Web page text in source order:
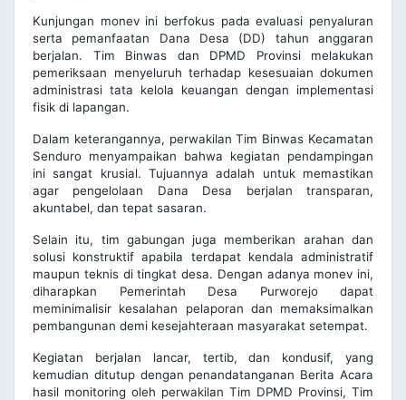
Kunjungan monev ini berfokus pada evaluasi penyaluran
serta pemanfaatan Dana Desa (DD) tahun anggaran
berjalan. Tim Binwas dan DPMD Provinsi melakukan
pemeriksaan menyeluruh terhadap kesesuaian dokumen
administrasi tata kelola keuangan dengan implementasi
fisik di lapangan.
Dalam keterangannya, perwakilan Tim Binwas Kecamatan
Senduro menyampaikan bahwa kegiatan pendampingan
ini sangat krusial. Tujuannya adalah untuk memastikan
agar pengelolaan Dana Desa berjalan transparan,
akuntabel, dan tepat sasaran.
Selain itu, tim gabungan juga memberikan arahan dan
solusi konstruktif apabila terdapat kendala administratif
maupun teknis di tingkat desa. Dengan adanya monev ini,
diharapkan Pemerintah Desa Purworejo dapat
meminimalisir kesalahan pelaporan dan memaksimalkan
pembangunan demi kesejahteraan masyarakat setempat.
Kegiatan berjalan lancar, tertib, dan kondusif, yang
kemudian ditutup dengan penandatanganan Berita Acara
hasil monitoring oleh perwakilan Tim DPMD Provinsi, Tim